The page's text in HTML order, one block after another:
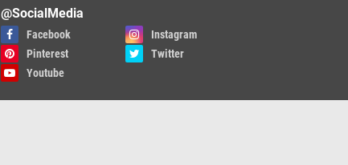
@SocialMedia
Facebook
Instagram
Pinterest
Twitter
Youtube